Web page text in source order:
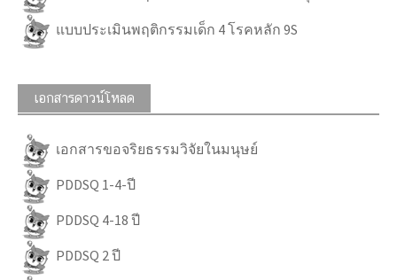
แบบประเมินพฤติกรรมเด็ก 4 โรคหลัก 9S
เอกสารดาวน์โหลด
เอกสารขอจริยธรรมวิจัยในมนุษย์
PDDSQ 1-4-ปี
PDDSQ 4-18 ปี
PDDSQ 2 ปี